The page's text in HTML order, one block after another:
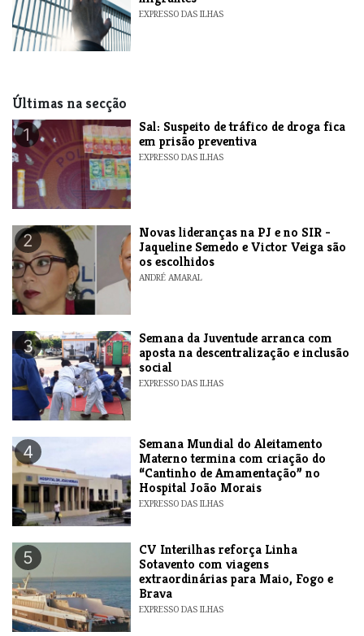
EXPRESSO DAS ILHAS
Últimas na secção
1
​Sal: Suspeito de tráfico de droga fica
em prisão preventiva
EXPRESSO DAS ILHAS
2
Novas lideranças na PJ e no SIR -
Jaqueline Semedo e Victor Veiga são
os escolhidos
ANDRÉ AMARAL
3
Semana da Juventude arranca com
aposta na descentralização e inclusão
social
EXPRESSO DAS ILHAS
4
Semana Mundial do Aleitamento
Materno termina com criação do
“Cantinho de Amamentação” no
Hospital João Morais
EXPRESSO DAS ILHAS
5
​CV Interilhas reforça Linha
Sotavento com viagens
extraordinárias para Maio, Fogo e
Brava
EXPRESSO DAS ILHAS